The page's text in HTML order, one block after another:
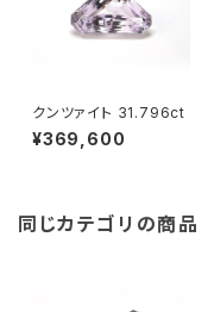
クンツァイト 31.796ct
¥369,600
同じカテゴリの商品